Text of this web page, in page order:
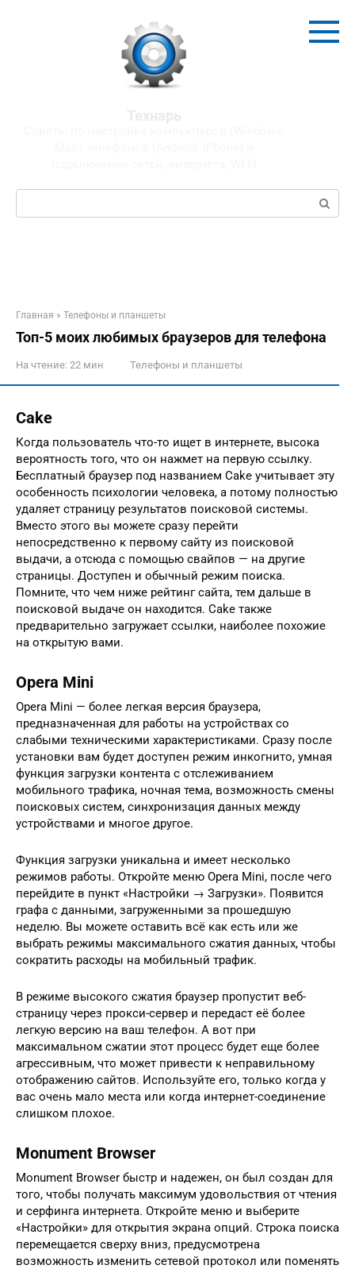
Поиск:
Главная » Телефоны и планшеты
Топ-5 моих любимых браузеров для телефона
На чтение: 22 мин Телефоны и планшеты
Cake
Когда пользователь что-то ищет в интернете, высока
вероятность того, что он нажмет на первую ссылку.
Бесплатный браузер под названием Cake учитывает эту
особенность психологии человека, а потому полностью
удаляет страницу результатов поисковой системы.
Вместо этого вы можете сразу перейти
непосредственно к первому сайту из поисковой
выдачи, а отсюда с помощью свайпов — на другие
страницы. Доступен и обычный режим поиска.
Помните, что чем ниже рейтинг сайта, тем дальше в
поисковой выдаче он находится. Cake также
предварительно загружает ссылки, наиболее похожие
на открытую вами.
Opera Mini
Opera Mini — более легкая версия браузера,
предназначенная для работы на устройствах со
слабыми техническими характеристиками. Сразу после
установки вам будет доступен режим инкогнито, умная
функция загрузки контента с отслеживанием
мобильного трафика, ночная тема, возможность смены
поисковых систем, синхронизация данных между
устройствами и многое другое.
Функция загрузки уникальна и имеет несколько
режимов работы. Откройте меню Opera Mini, после чего
перейдите в пункт «Настройки → Загрузки». Появится
графа с данными, загруженными за прошедшую
неделю. Вы можете оставить всё как есть или же
выбрать режимы максимального сжатия данных, чтобы
сократить расходы на мобильный трафик.
В режиме высокого сжатия браузер пропустит веб-
страницу через прокси-сервер и передаст её более
легкую версию на ваш телефон. А вот при
максимальном сжатии этот процесс будет еще более
агрессивным, что может привести к неправильному
отображению сайтов. Используйте его, только когда у
вас очень мало места или когда интернет-соединение
слишком плохое.
Monument Browser
Monument Browser быстр и надежен, он был создан для
того, чтобы получать максимум удовольствия от чтения
и серфинга интернета. Откройте меню и выберите
«Настройки» для открытия экрана опций. Строка поиска
перемещается сверху вниз, предусмотрена
возможность изменить сетевой протокол или поменять